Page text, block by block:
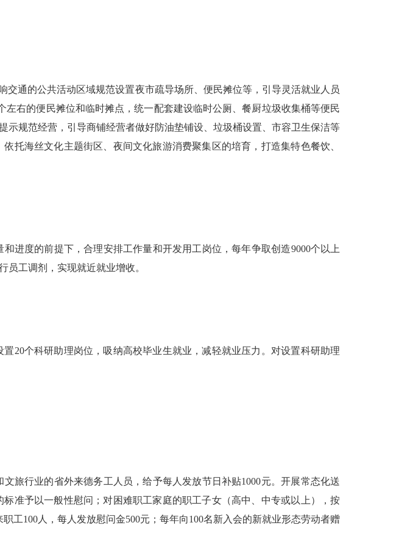
通的公共活动区域规范设置夜市疏导场所、便民摊位等，引导灵活就业人员
右的便民摊位和临时摊点，统一配套建设临时公厕、餐厨垃圾收集桶等便民
规范经营，引导商铺经营者做好防油垫铺设、垃圾桶设置、市容卫生保洁等
托海丝文化主题街区、夜间文化旅游消费聚集区的培育，打造集特色餐饮、
度的前提下，合理安排工作量和开发用工岗位，每年争取创造9000个以上
员工调剂，实现就近就业增收。
个科研助理岗位，吸纳高校毕业生就业，减轻就业压力。对设置科研助理
行业的省外来德务工人员，给予每人发放节日补贴1000元。开展常态化送
准予以一般性慰问；对困难职工家庭的职工子女（高中、中专或以上），按
工100人，每人发放慰问金500元；每年向100名新入会的新就业形态劳动者赠